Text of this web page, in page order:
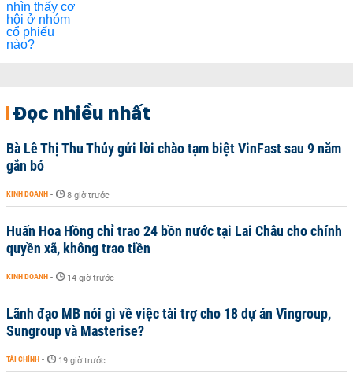
Đọc nhiều nhất
Bà Lê Thị Thu Thủy gửi lời chào tạm biệt VinFast sau 9 năm
gắn bó
KINH DOANH - 8 giờ trước
Huấn Hoa Hồng chỉ trao 24 bồn nước tại Lai Châu cho chính
quyền xã, không trao tiền
KINH DOANH - 14 giờ trước
Lãnh đạo MB nói gì về việc tài trợ cho 18 dự án Vingroup,
Sungroup và Masterise?
TÀI CHÍNH - 19 giờ trước